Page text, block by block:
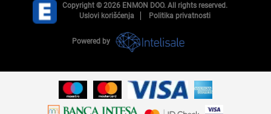
Copyright © 2026 ENMON DOO. All rights reserved.
Uslovi korišćenja
Politika privatnosti
Powered by